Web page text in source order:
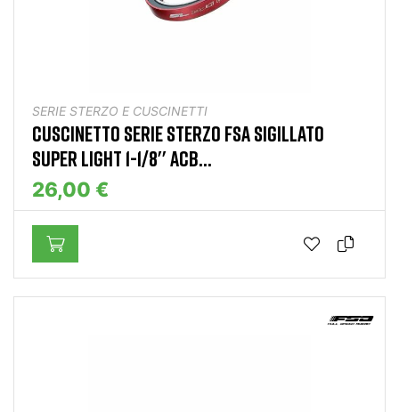
SERIE STERZO E CUSCINETTI
CUSCINETTO SERIE STERZO FSA SIGILLATO
SUPER LIGHT 1-1/8'' ACB...
26,00 €